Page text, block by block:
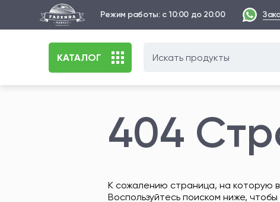
Режим работы: с 10:00 до 20:00
КАТАЛОГ
404
К сожалению страница, на которую
Воспользуйтесь поиском ниже,